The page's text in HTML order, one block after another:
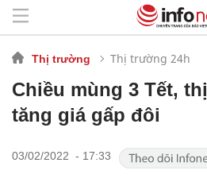
Thị trường Thị trường 24h
Chiều mùng 3 Tết,
tăng giá gấp đôi
03/02/2022 - 17:33